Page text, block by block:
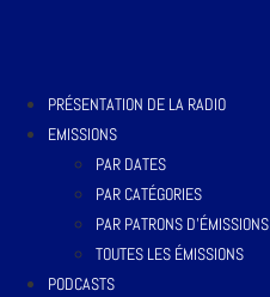
PRÉSENTATION DE LA RADIO
EMISSIONS
PAR DATES
PAR CATÉGORIES
PAR PATRONS D’ÉMISSIONS
TOUTES LES ÉMISSIONS
PODCASTS